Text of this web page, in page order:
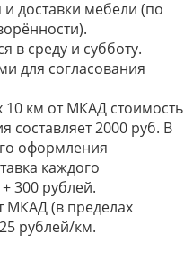
доставки мебели (по
в среду и субботу.
для согласования
км от МКАД стоимость
составляет 2000 руб. В
оформления
каждого
300 рублей.
МКАД (в пределах
рублей/км.